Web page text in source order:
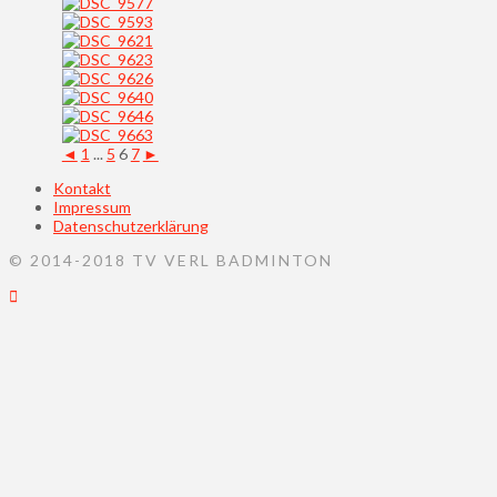
◄ 1 ... 5 6 7 ►
Kontakt
Impressum
Datenschutzerklärung
© 2014-2018 TV VERL BADMINTON